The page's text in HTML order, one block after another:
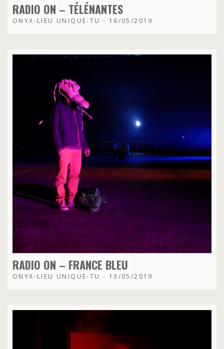
RADIO ON – TÉLÉNANTES
ONYX-LIEU UNIQUE-TU - 16/05/2019
RADIO ON – FRANCE BLEU
ONYX-LIEU UNIQUE-TU - 13/05/2019